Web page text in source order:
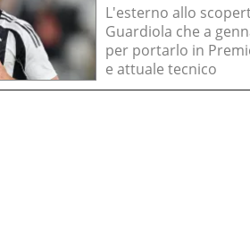
L'esterno allo
Guardiola che a
per portarlo in
e attuale tecnico